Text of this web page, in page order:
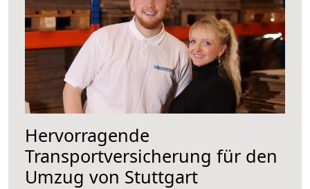
Hervorragende
Transportversicherung für den
Umzug von Stuttgart